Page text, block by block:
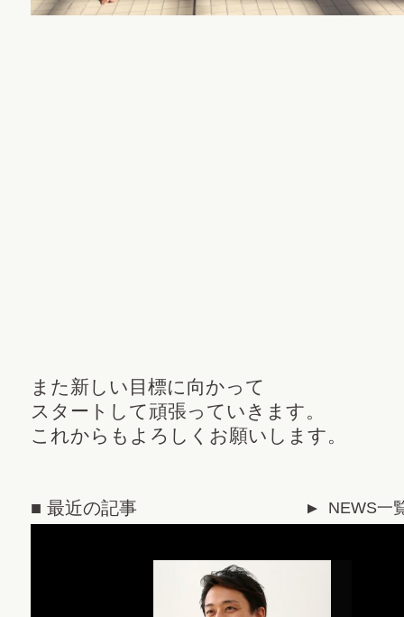
また新しい目標に向かって
スタートして頑張っていきます。
これからもよろしくお願いします。
■ 最近の記事 ▼ NEWS一